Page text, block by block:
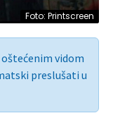
Foto: Printscreen
vidom
preslušati u